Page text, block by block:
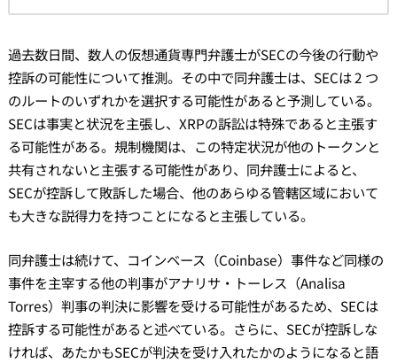
過去数日間、数人の仮想通貨専門弁護士がSECの今後の行動や
控訴の可能性について推測。その中で同弁護士は、SECは 2 つ
のルートのいずれかを選択する可能性があると予測している。
SECは事実と状況を主張し、XRPの訴訟は特殊であると主張す
る可能性がある。規制機関は、この特定状況が他のトークンと
共有されないと主張する可能性があり、同弁護士によると、
SECが控訴して敗訴した場合、他のあらゆる管轄区域において
も大きな説得力を持つことになると主張している。
同弁護士は続けて、コインベース（Coinbase）事件など同様の
事件を主宰する他の判事がアナリサ・トーレス（Analisa
Torres）判事の判決に影響を受ける可能性があるため、SECは
控訴する可能性があると述べている。さらに、SECが控訴しな
ければ、あたかもSECが判決を受け入れたかのようになると語